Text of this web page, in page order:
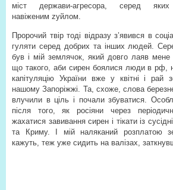
міст держави-агресора, серед
навіженим zуйлом.
Пророчий твір тоді відразу з’явився в
гуляти серед добрих та інших людей.
був і мій землячок, який довго лаяв
що такого, аби сирен боялися люди в рф,
капітуляцію України вже у квітні і рай
нашому Запоріжжі. Та, схоже, слова
влучили в ціль і почали збуватися.
після того, як росіяни через
жахатися завивання сирен і тікати із
та Криму. І мій наляканий розплатою
кажуть, теж уже сидить на валізах,